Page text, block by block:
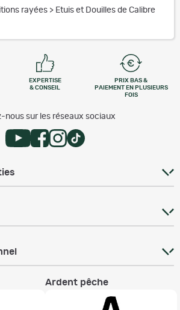
rayées > Etuis et Douilles de Calibre
EXPERTISE
& CONSEIL
PRIX BAS &
PAIEMENT EN PLUSIEURS
FOIS
nous sur les réseaux sociaux
Ardent pêche